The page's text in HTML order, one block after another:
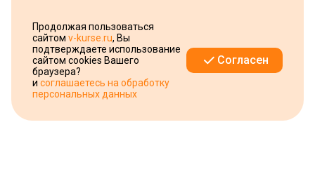
Продолжая пользоваться
сайтом v-kurse.ru, Вы
подтверждаете использование
сайтом cookies Вашего
браузера?
и соглашаетесь на обработку
персональных данных
Согласен